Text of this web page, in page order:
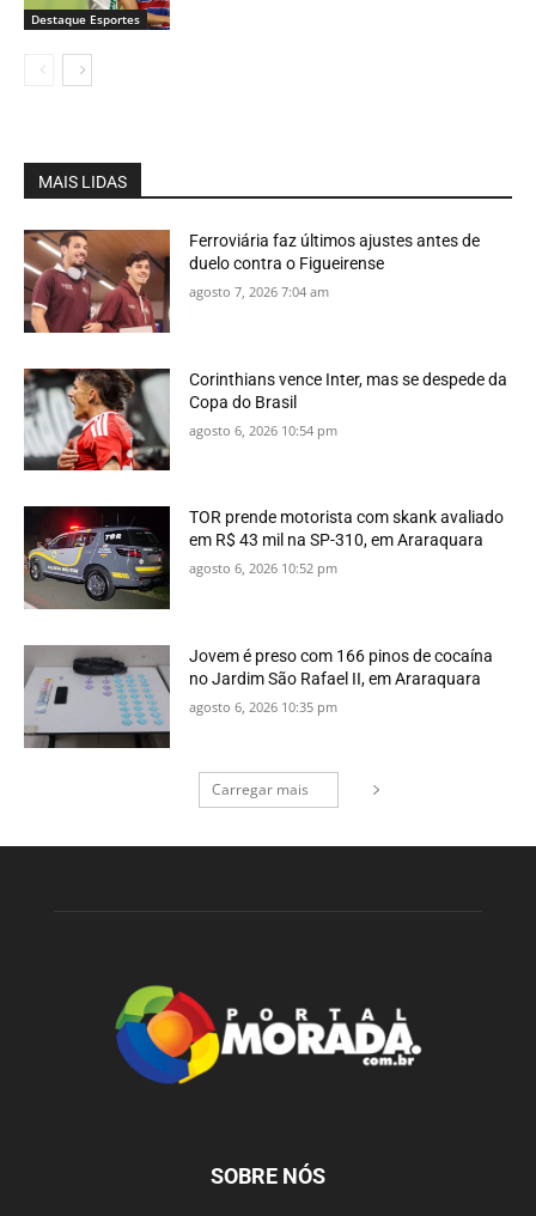
Destaque Esportes
MAIS LIDAS
Ferroviária faz últimos ajustes antes de
duelo contra o Figueirense
agosto 7, 2026 7:04 am
Corinthians vence Inter, mas se despede da
Copa do Brasil
agosto 6, 2026 10:54 pm
TOR prende motorista com skank avaliado
em R$ 43 mil na SP-310, em Araraquara
agosto 6, 2026 10:52 pm
Jovem é preso com 166 pinos de cocaína
no Jardim São Rafael II, em Araraquara
agosto 6, 2026 10:35 pm
Carregar mais
SOBRE NÓS